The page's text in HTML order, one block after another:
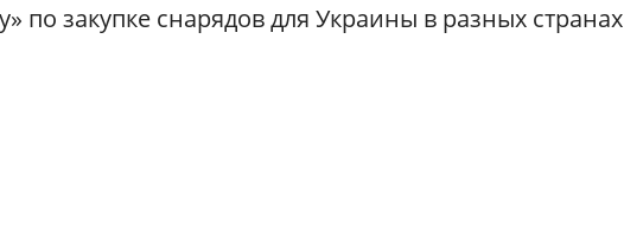
по закупке снарядов для Украины в разных странах